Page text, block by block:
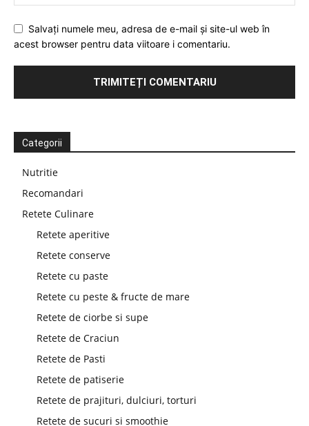
Salvați numele meu, adresa de e-mail și site-ul web în
acest browser pentru data viitoare i comentariu.
Categorii
Nutritie
Recomandari
Retete Culinare
Retete aperitive
Retete conserve
Retete cu paste
Retete cu peste & fructe de mare
Retete de ciorbe si supe
Retete de Craciun
Retete de Pasti
Retete de patiserie
Retete de prajituri, dulciuri, torturi
Retete de sucuri si smoothie